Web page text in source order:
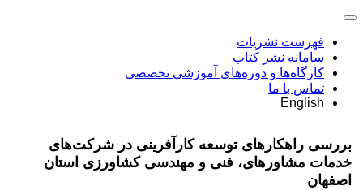
فهرست نشریات
سامانه نشر کتاب
کارگاه‌ها و دوره‌های آموزشی تخصصی
تماس با ما
English
بررسی راهکارهای توسعه کارآفرینی در شرکت‌های
خدمات مشاوره‏ای، فنی و مهندسی کشاورزی استان
اصفهان